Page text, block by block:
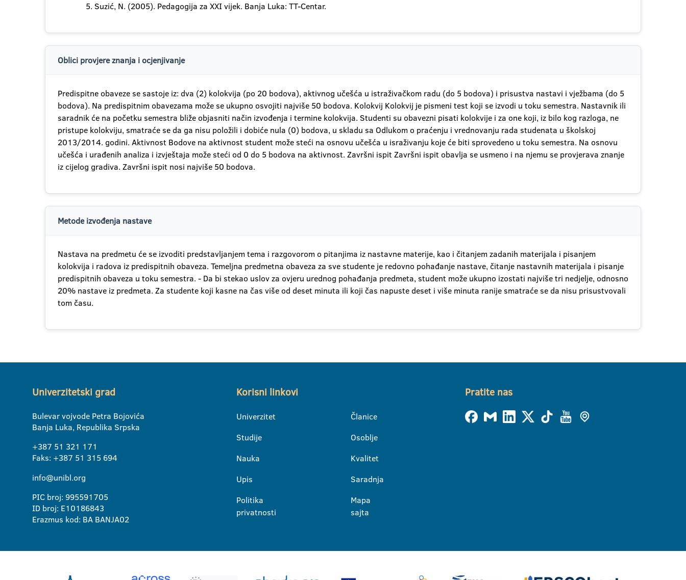
Suzić, N. (2005). Pedagogija za XXI vijek. Banja Luka: TT-Centar.
Oblici provjere znanja i ocjenjivanje
Predispitne obaveze se sastoje iz: dva (2) kolokvija (po 20 bodova), aktivnog učešća u istraživačkom radu (do 5 bodova) i prisustva nastavi i vježbama (do 5
bodova). Na predispitnim obavezama može se ukupno osvojiti najviše 50 bodova. Kolokvij Kolokvij je pismeni test koji se izvodi u toku semestra. Nastavnik ili
saradnik će na početku semestra bliže objasniti način izvođenja i termine kolokvija. Studenti su obavezni pisati kolokvije i za one koji, iz bilo kog razloga, ne
pristupe kolokviju, smatraće se da ga nisu položili i dobiće nula (0) bodova, u skladu sa Odlukom o praćenju i vrednovanju rada studenata u školskoj
2013/2014. godini. Aktivnost Bodove na aktivnost student može steći na osnovu učešća u israživanju koje će biti sprovedeno u toku semestra. Na osnovu
učešća i urađenih analiza i izvještaja može steći od 0 do 5 bodova na aktivnost. Završni ispit Završni ispit obavlja se usmeno i na njemu se provjerava znanje
iz cijelog gradiva. Završni ispit nosi najviše 50 bodova.
Metode izvođenja nastave
Nastava na predmetu će se izvoditi predstavljanjem tema i razgovorom o pitanjima iz nastavne materije, kao i čitanjem zadanih materijala i pisanjem
kolokvija i radova iz predispitnih obaveza. Temeljna predmetna obaveza za sve studente je redovno pohađanje nastave, čitanje nastavnih materijala i pisanje
predispitnih obaveza u toku semestra. - Da bi stekao uslov za ovjeru urednog pohađanja predmeta, student može ukupno izostati najviše tri nedjelje, odnosno
20% nastave iz predmeta. Za studente koji kasne na čas više od deset minuta ili koji čas napuste deset i više minuta ranije smatraće se da nisu prisustvovali
tom času.
Univerzitetski grad
Bulevar vojvode Petra Bojovića
Banja Luka, Republika Srpska
+387 51 321 171
Faks: +387 51 315 694
info@unibl.org
PIC broj: 995591705
ID broj: E10186843
Erazmus kod: BA BANJA02
Korisni linkovi
Univerzitet
Studije
Nauka
Upis
Politika
privatnosti
Članice
Osoblje
Kvalitet
Saradnja
Mapa
sajta
Pratite nas